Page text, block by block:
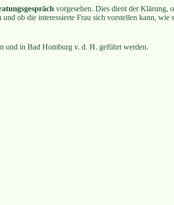
vor­gesehen. Dies dient der Klärung,
ob die interessierte Frau sich vorstellen kann,
und in Bad Homburg v. d. H. geführt werden.